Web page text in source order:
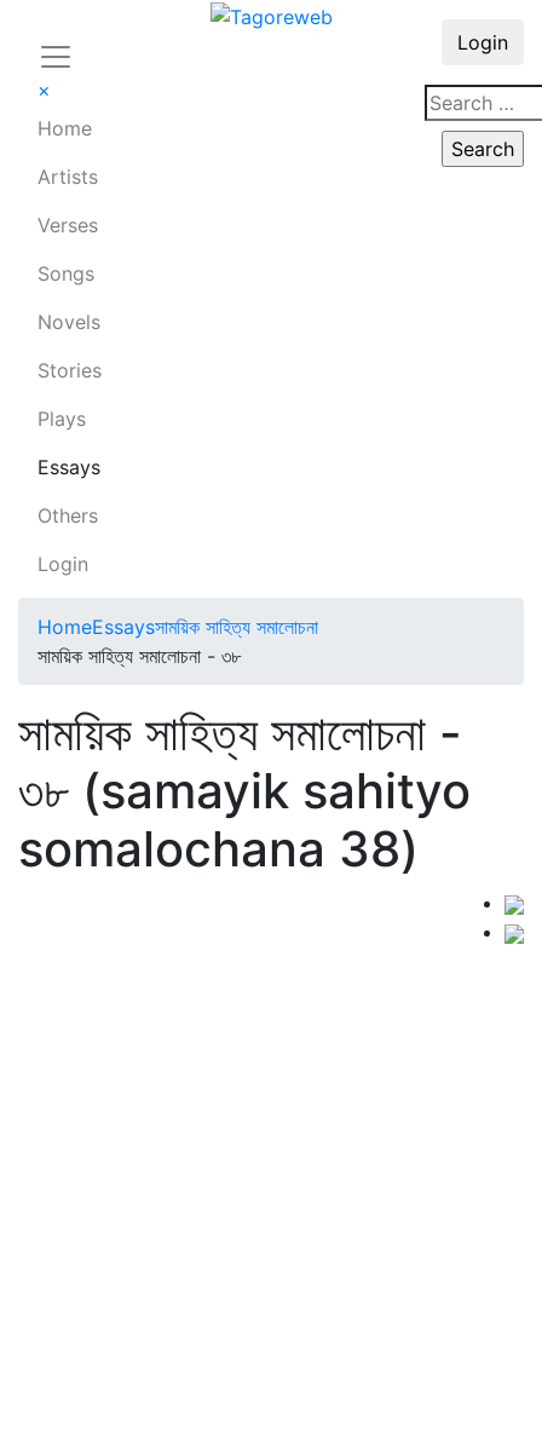
×
Home
Artists
Verses
Songs
Novels
Stories
Plays
Essays
Others
Login
Login
HomeEssaysসাময়িক সাহিত্য সমালোচনা
সাময়িক সাহিত্য সমালোচনা - ৩৮
সাময়িক সাহিত্য সমালোচনা -
৩৮ (samayik sahityo
somalochana 38)